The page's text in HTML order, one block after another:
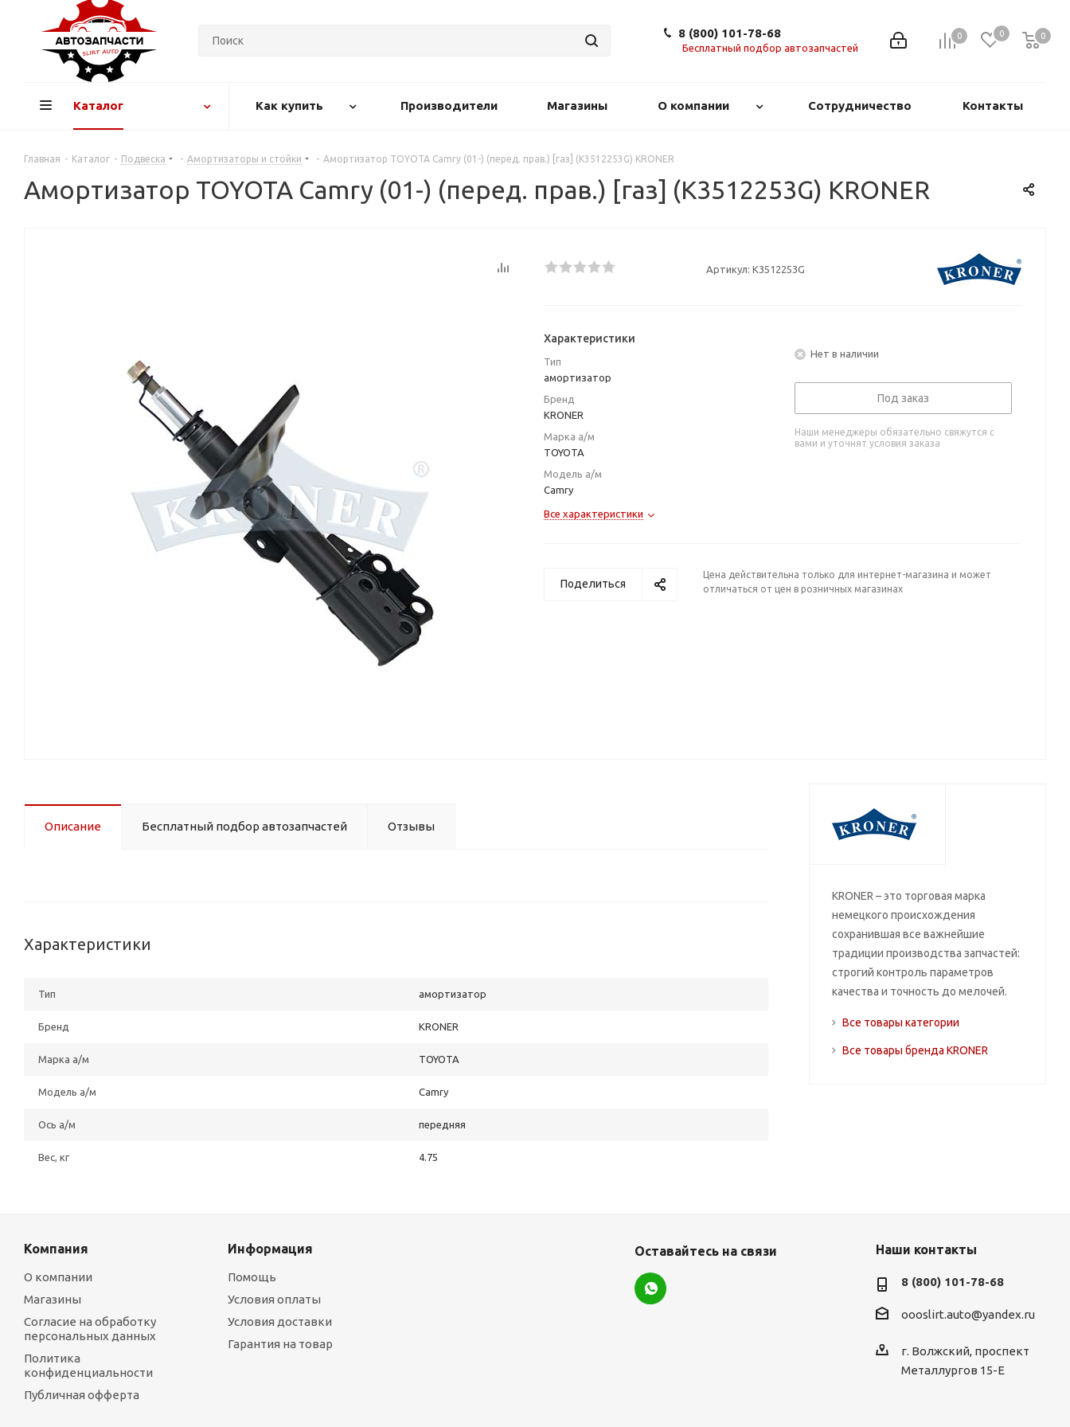
0 0 0
0
8 (800) 101-78-68
Бесплатный подбор автозапчастей
Каталог Как купить Производители Магазины О компании Сотрудничество Контакты
Главная - Каталог - Подвеска - Амортизаторы и стойки - Амортизатор TOYOTA Camry (01-) (перед. прав.) [газ] (K3512253G) KRONER
Амортизатор TOYOTA Camry (01-) (перед. прав.) [газ] (K3512253G) KRONER
Артикул: K3512253G
Характеристики
Тип
амортизатор
Бренд
KRONER
Марка а/м
TOYOTA
Модель а/м
Camry
Все характеристики
Нет в наличии
Под заказ
Наши менеджеры обязательно свяжутся с
вами и уточнят условия заказа
Поделиться
Цена действительна только для интернет-магазина и может
отличаться от цен в розничных магазинах
Описание Бесплатный подбор автозапчастей Отзывы
Характеристики
Тип амортизатор
Бренд KRONER
Марка а/м TOYOTA
Модель а/м Camry
Ось а/м передняя
Вес, кг 4.75
KRONER – это торговая марка
немецкого происхождения
сохранившая все важнейшие
традиции производства запчастей:
строгий контроль параметров
качества и точность до мелочей.
Все товары категории
Все товары бренда KRONER
Компания
О компании
Магазины
Согласие на обработку
персональных данных
Политика
конфиденциальности
Публичная офферта
Информация
Помощь
Условия оплаты
Условия доставки
Гарантия на товар
Оставайтесь на связи Наши контакты
8 (800) 101-78-68
oooslirt.auto@yandex.ru
г. Волжский, проспект
Металлургов 15-Е